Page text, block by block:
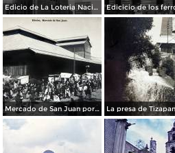
Edicio de La Loteria Nacional Ciudad de México Abril de 1964
Mercado de San Juan por el fotografo Felix Miret